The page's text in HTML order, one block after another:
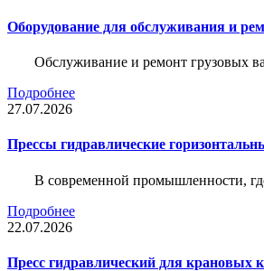
Оборудование для обслуживания и
Обслуживание и ремонт грузовых
Подробнее
27.07.2026
Прессы гидравлические
В современной промышленности,
Подробнее
22.07.2026
Пресс гидравлический для крановых